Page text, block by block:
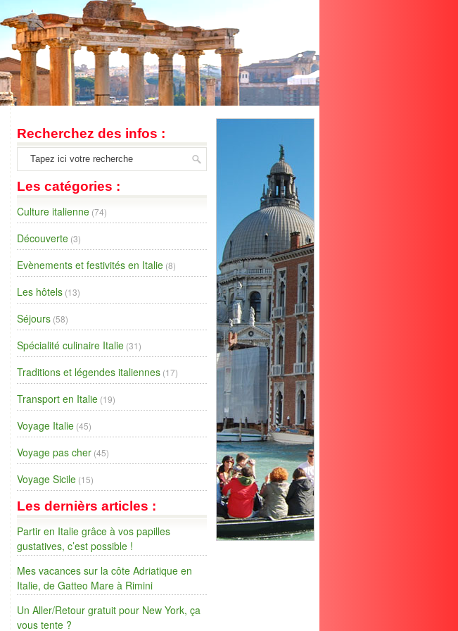
Recherchez des infos :
Les catégories :
Culture italienne (74)
Découverte (3)
Evènements et festivités en Italie (8)
Les hôtels (13)
Séjours (58)
Spécialité culinaire Italie (31)
Traditions et légendes italiennes (17)
Transport en Italie (19)
Voyage Italie (45)
Voyage pas cher (45)
Voyage Sicile (15)
Les dernièrs articles :
Partir en Italie grâce à vos papilles
gustatives, c’est possible !
Mes vacances sur la côte Adriatique en
Italie, de Gatteo Mare à Rimini
Un Aller/Retour gratuit pour New York, ça
vous tente ?